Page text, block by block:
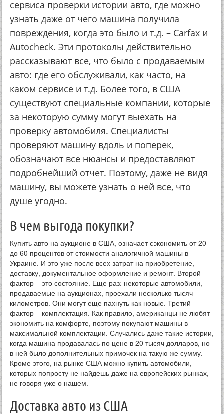
сервиса проверки истории авто, где можно
узнать даже от чего машина получила
повреждения, когда это было и т.д. – Carfax и
Autocheck. Эти протоколы действительно
рассказывают все, что было с продаваемым
авто: где его обслуживали, как часто, на
каком сервисе и т.д. Более того, в США
существуют специальные компании, которые
за некоторую сумму могут выехать на
проверку автомобиля. Специалисты
проверяют машину вдоль и поперек,
обозначают все нюансы и предоставляют
подробнейший отчет. Поэтому, даже не видя
машину, вы можете узнать о ней все, что
душе угодно.
В чем выгода покупки?
Купить авто на аукционе в США, означает сэкономить от 20
до 60 процентов от стоимости аналогичной машины в
Украине. И это уже после всех затрат на приобретение,
доставку, документальное оформление и ремонт. Второй
фактор – это состояние. Еще раз: некоторые автомобили,
продаваемые на аукционах, проехали несколько тысяч
километров. Они могут еще пахнуть как новые. Третий
фактор – комплектация. Как правило, американцы не любят
экономить на комфорте, поэтому покупают машины в
максимальной комплектации. Случались даже такие истории,
когда машина продавалась по цене в 20 тысяч долларов, но
в ней было дополнительных примочек на такую же сумму.
Кроме этого, на рынке США можно купить автомобили,
которых попросту не найдешь даже на европейских рынках,
не говоря уже о нашем.
Доставка авто из США